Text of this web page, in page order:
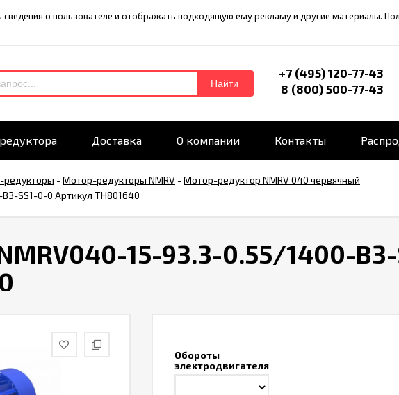
о пользователе и отображать подходящую ему рекламу и другие материалы.
Найти
+7 (495) 120-77-43
8 (800) 500-77-43
Доставка О компании Контакты
редукторы -Мотор-редукторы NMRV -Мотор-редуктор NMRV 040 червячный
SS1-0-0 Артикул TH801640
15-93.3-0.55/1400-
Обороты
электродвигателя